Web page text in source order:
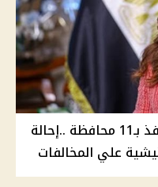
قرارات وزيرة التنمية المحلية تنفذ بـ11 محافظة ..إحالة